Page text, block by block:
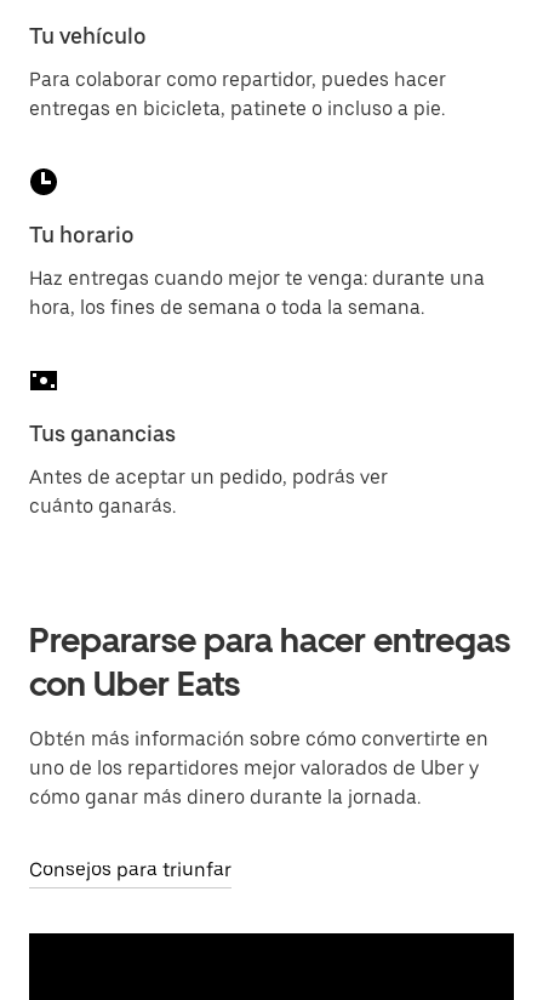
Tu vehículo
Para colaborar como repartidor, puedes hacer
entregas en bicicleta, patinete o incluso a pie.
Tu horario
Haz entregas cuando mejor te venga: durante una
hora, los fines de semana o toda la semana.
Tus ganancias
Antes de aceptar un pedido, podrás ver
cuánto ganarás.
Prepararse para hacer entregas
con Uber Eats
Obtén más información sobre cómo convertirte en
uno de los repartidores mejor valorados de Uber y
cómo ganar más dinero durante la jornada.
Consejos para triunfar